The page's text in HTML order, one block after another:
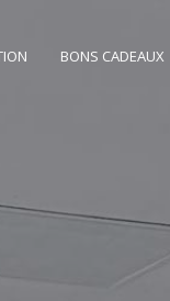
BONS CADEAUX